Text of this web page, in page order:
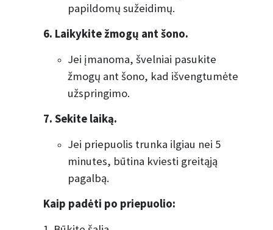
papildomų sužeidimų.
6. Laikykite žmogų ant šono.
Jei įmanoma, švelniai pasukite
žmogų ant šono, kad išvengtumėte
užspringimo.
7. Sekite laiką.
Jei priepuolis trunka ilgiau nei 5
minutes, būtina kviesti greitąją
pagalbą.
Kaip padėti po priepuolio: